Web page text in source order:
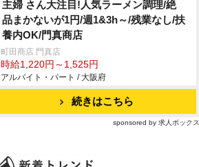
主婦 さん大注目!人気ラーメン調理/絶
品まかないが1円/週1&3h～/残業なし/扶
養内OK/門真商店
町田商店 門真店
時給1,220円～1,525円
アルバイト・パート / 大阪府
続きはこちら
sponsored by 求人ボックス